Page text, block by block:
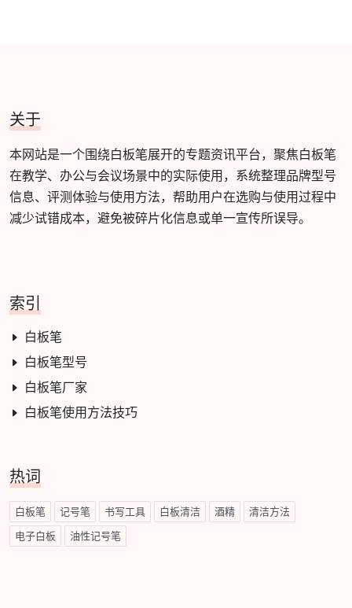
关于
本网站是一个围绕白板笔展开的专题资讯平台，聚焦白板笔
在教学、办公与会议场景中的实际使用，系统整理品牌型号
信息、评测体验与使用方法，帮助用户在选购与使用过程中
减少试错成本，避免被碎片化信息或单一宣传所误导。
索引
白板笔
白板笔型号
白板笔厂家
白板笔使用方法技巧
热词
白板笔 记号笔 书写工具 白板清洁 酒精 清洁方法
电子白板 油性记号笔